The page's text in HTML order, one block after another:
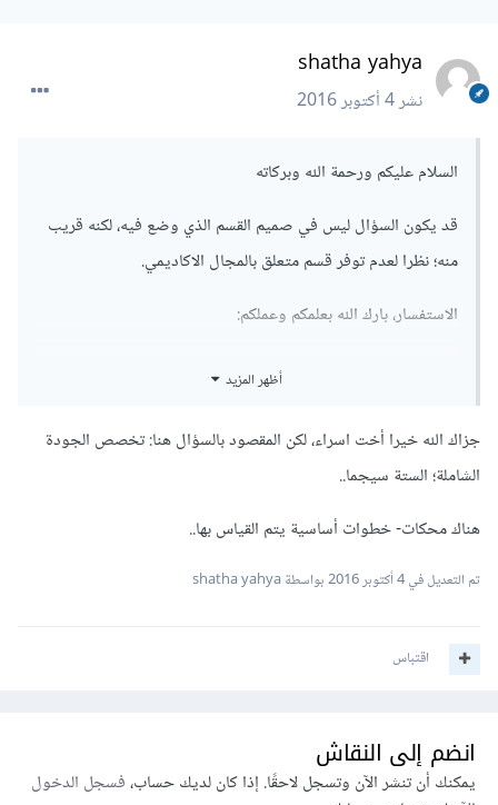
shatha yahya
نشر4 أكتوبر 2016
السلام عليكم ورحمة الله وبركاته
قد يكون السؤال ليس في صميم القسم الذي وضع فيه، لكنه قريب
منه؛ نظرا لعدم توفر قسم متعلق بالمجال الاكاديمي.
الاستفسار، بارك الله بعلمكم وعملكم:
ما الخطوات التي لابد من توفرها لتطبيق سيجما ستة في العمل
الستة سيجما؟ (بشكل مبسط، ليفهمها غير المتخصص)
شاكرين ومقدرين تجاوبكم، والله الموفق,,
أظهر المزيد
جزاك الله خيرا أخت اسراء، لكن المقصود بالسؤال هنا: تخصص الجودة
الشاملة؛ الستة سيجما..
هناك محكات- خطوات أساسية يتم القياس بها..
تم التعديل في4 أكتوبر 2016 بواسطة shatha yahya
اقتباس
انضم إلى النقاش
يمكنك أن تنشر الآن وتسجل لاحقًا. إذا كان لديك حساب،فسجل الدخول